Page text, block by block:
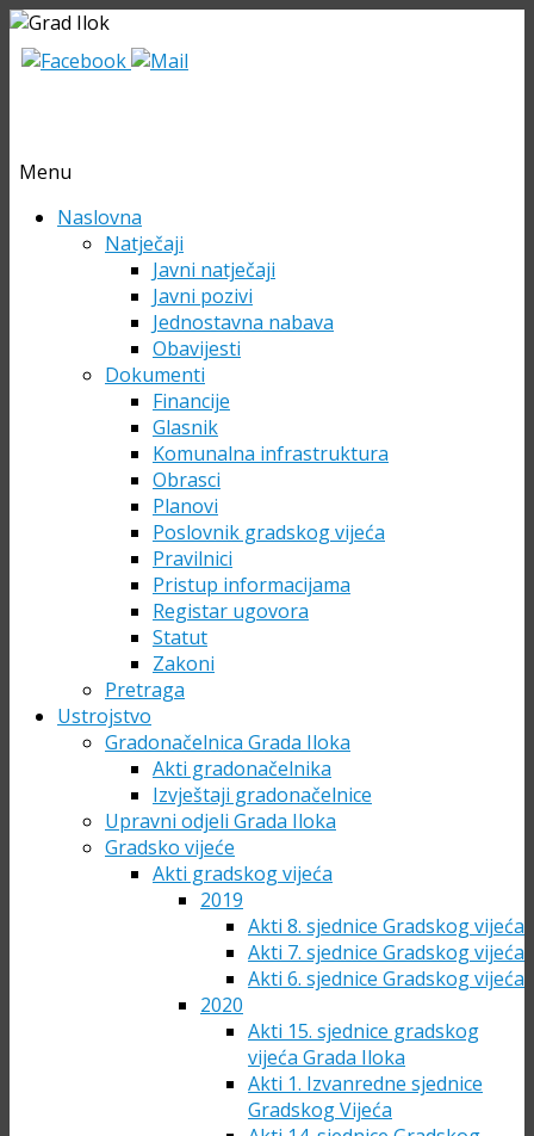
Menu
Skip Naslovna
Natječaji
Javni natječaji
Javni pozivi
Jednostavna nabava
Obavijesti
Dokumenti
Financije
Glasnik
Komunalna infrastruktura
Obrasci
Planovi
Poslovnik gradskog vijeća
Pravilnici
Pristup informacijama
Registar ugovora
Statut
Zakoni
Pretraga
Ustrojstvo
Gradonačelnica Grada Iloka
Akti gradonačelnika
Izvještaji gradonačelnice
Upravni odjeli Grada Iloka
Gradsko vijeće
Akti gradskog vijeća
2019
Akti 8. sjednice Gradskog vijeća
Akti 7. sjednice Gradskog vijeća
Akti 6. sjednice Gradskog vijeća
2020
Akti 15. sjednice gradskog
vijeća Grada Iloka
Akti 1. Izvanredne sjednice
Gradskog Vijeća